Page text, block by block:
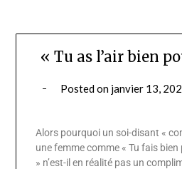
« Tu as l’air bien
Posted on janvier 13,
Alors pourquoi un soi-disant «
une femme comme « Tu fais
» n’est-il en réalité pas un